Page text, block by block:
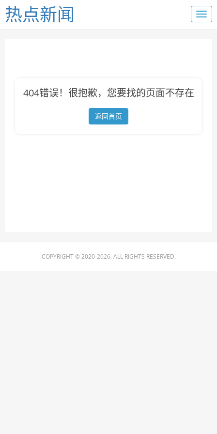
热点新闻
404错误！很抱歉，您要找的页面不存在
返回首页
COPYRIGHT © 2020-2026. ALL RIGHTS RESERVED.